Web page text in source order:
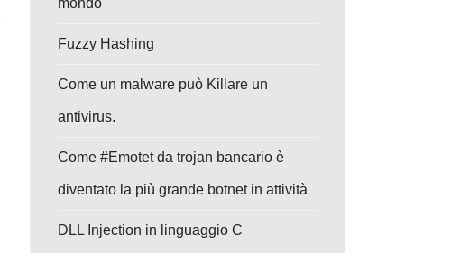
Fuzzy Hashing
Come un malware può Killare un
antivirus.
Come #Emotet da trojan bancario è
diventato la più grande botnet in attività
DLL Injection in linguaggio C